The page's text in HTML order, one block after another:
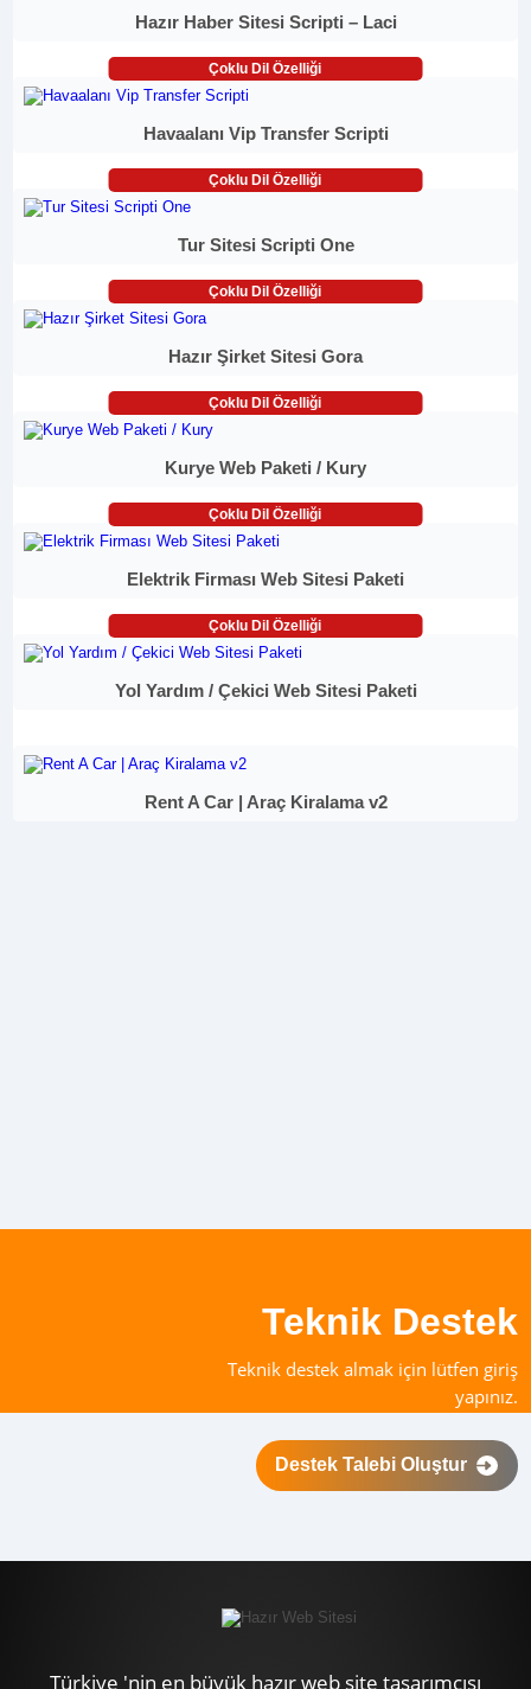
Hazır Haber Sitesi Scripti – Laci
Çoklu Dil Özelliği
Havaalanı Vip Transfer Scripti
Çoklu Dil Özelliği
Tur Sitesi Scripti One
Çoklu Dil Özelliği
Hazır Şirket Sitesi Gora
Çoklu Dil Özelliği
Kurye Web Paketi / Kury
Çoklu Dil Özelliği
Elektrik Firması Web Sitesi Paketi
Çoklu Dil Özelliği
Yol Yardım / Çekici Web Sitesi Paketi
Rent A Car | Araç Kiralama v2
Teknik Destek
Teknik destek almak için lütfen giriş
yapınız.
Destek Talebi Oluştur
Türkiye 'nin en büyük hazır web site tasarımcısı